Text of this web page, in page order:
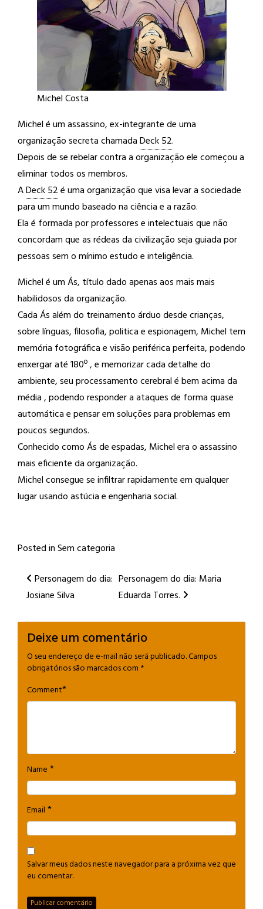
Michel Costa
Michel é um assassino, ex-integrante de uma
organização secreta chamadaDeck 52.
Depois de se rebelar contra a organização ele começou a
eliminar todos os membros.
ADeck 52é uma organização que visa levar a sociedade
para um mundo baseado na ciência e a razão.
Ela é formada por professores e intelectuais que não
concordam que as rédeas da civilização seja guiada por
pessoas sem o mínimo estudo e inteligência.
Michel é um Ás, título dado apenas aos mais mais
habilidosos da organização.
Cada Ás além do treinamento árduo desde crianças,
sobre línguas, filosofia, politica e espionagem, Michel tem
memória fotográfica e visão periférica perfeita, podendo
enxergar até 180º , e memorizar cada detalhe do
ambiente, seu processamento cerebral é bem acima da
média , podendo responder a ataques de forma quase
automática e pensar em soluções para problemas em
poucos segundos.
Conhecido como Ás de espadas, Michel era o assassino
mais eficiente da organização.
Michel consegue se infiltrar rapidamente em qualquer
lugar usando astúcia e engenharia social.
Posted inSem categoria
Post
navigation
Personagem do dia:
Josiane Silva
Personagem do dia: Maria
Eduarda Torres.
Deixe um comentário
O seu endereço de e-mail não será publicado.Campos
obrigatórios são marcados com *
Comment*
Name *
Email *
Salvar meus dados neste navegador para a próxima vez que
eu comentar.